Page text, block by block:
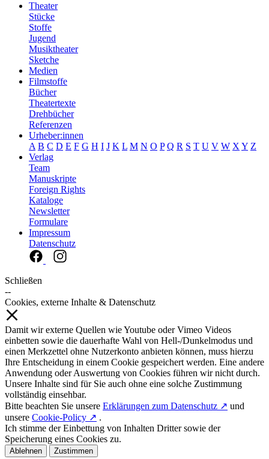
Theater
Stücke
Stoffe
Jugend
Musiktheater
Sketche
Medien
Filmstoffe
Bücher
Theatertexte
Drehbücher
Referenzen
Urheber:innen
A B C D E F G H I J K L M N O P Q R S T U V W X Y Z
Verlag
Team
Manuskripte
Foreign Rights
Kataloge
Newsletter
Formulare
Impressum
Datenschutz
Schließen
--
Cookies, externe Inhalte & Datenschutz
Damit wir externe Quellen wie Youtube oder Vimeo Videos
einbetten sowie die dauerhafte Wahl von Hell-/Dunkelmodus und
einen Merkzettel ohne Nutzerkonto anbieten können, muss hierzu
Ihre Entscheidung in einem Cookie gespeichert werden. Eine andere
Anwendung oder Auswertung von Cookies führen wir nicht durch.
Unsere Inhalte sind für Sie auch ohne eine solche Zustimmung
vollständig einsehbar.
Bitte beachten Sie unsere Erklärungen zum Datenschutz ↗ und
unsere Cookie-Policy ↗ .
Ich stimme der Einbettung von Inhalten Dritter sowie der
Speicherung eines Cookies zu.
Ablehnen Zustimmen